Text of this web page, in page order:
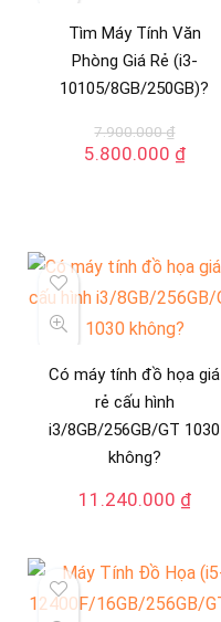
Tìm Máy Tính Văn
Phòng Giá Rẻ (i3-
10105/8GB/250GB)?
7.900.000₫
Giá
5.800.000 ₫Giá
Có máy tính đồ họa giá
rẻ cấu hình
i3/8GB/256GB/GT 1030
không?
11.240.000 ₫